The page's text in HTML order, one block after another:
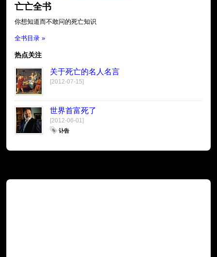
亡亡全书
你想知道而不敢问的死亡知识
全书目录 »
热点关注
关于死亡的名人名言
[2012-07-15]
世界首富死了
[2012-06-01]
讣告